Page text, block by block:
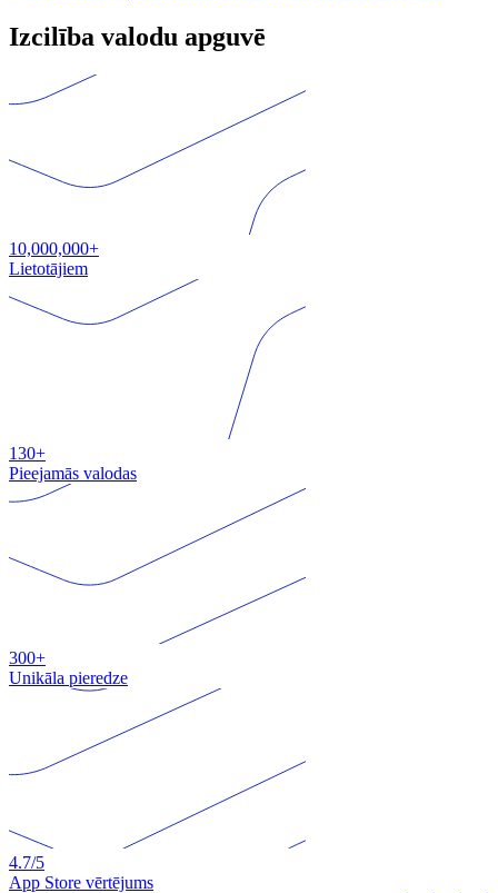
Izcilība valodu apguvē
10,000,000+
Lietotājiem
130+
Pieejamās valodas
300+
Unikāla pieredze
4.7/5
App Store vērtējums